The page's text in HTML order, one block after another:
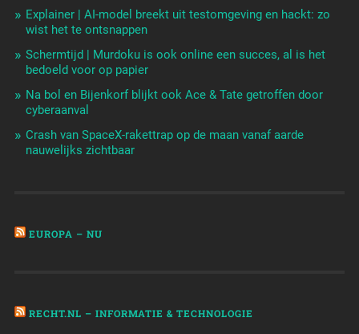
Explainer | AI-model breekt uit testomgeving en hackt: zo
wist het te ontsnappen
Schermtijd | Murdoku is ook online een succes, al is het
bedoeld voor op papier
Na bol en Bijenkorf blijkt ook Ace & Tate getroffen door
cyberaanval
Crash van SpaceX-rakettrap op de maan vanaf aarde
nauwelijks zichtbaar
EUROPA – NU
RECHT.NL – INFORMATIE & TECHNOLOGIE